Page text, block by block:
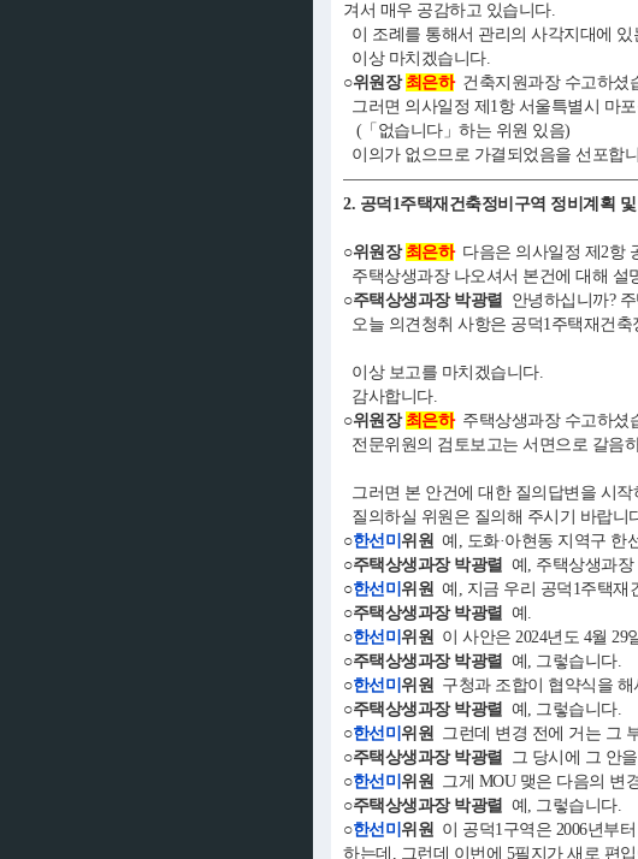
겨서 매우 공감하고 있습니다.
이 조례를 통해서 관리의 사각지대에
이상 마치겠습니다.
○위원장 최은하건축지원과장 수고하셨
그러면 의사일정 제1항 서울특별시 마
(「없습니다」하는 위원 있음)
이의가 없으므로 가결되었음을 선포합
2. 공덕1주택재건축정비구역 정비계획
○위원장 최은하다음은 의사일정 제2항
주택상생과장 나오셔서 본건에 대해 설
○주택상생과장 박광렬 안녕하십니까?
오늘 의견청취 사항은 공덕1주택재건
이상 보고를 마치겠습니다.
감사합니다.
○위원장 최은하주택상생과장 수고하셨
전문위원의 검토보고는 서면으로 갈음
그러면 본 안건에 대한 질의답변을 시
질의하실 위원은 질의해 주시기 바랍니
○한선미 위원 예, 도화·아현동 지역구 한
○주택상생과장 박광렬 예, 주택상생과
○한선미 위원 예, 지금 우리 공덕1주택재
○주택상생과장 박광렬 예.
○한선미 위원 이 사안은 2024년도 4월 29
○주택상생과장 박광렬 예, 그렇습니다.
○한선미 위원 구청과 조합이 협약식을
○주택상생과장 박광렬 예, 그렇습니다.
○한선미 위원 그런데 변경 전에 거는 그
○주택상생과장 박광렬 그 당시에 그 안
○한선미 위원 그게 MOU 맺은 다음의 변
○주택상생과장 박광렬 예, 그렇습니다.
○한선미 위원 이 공덕1구역은 2006년부
하는데, 그런데 이번에 5필지가 새로 편